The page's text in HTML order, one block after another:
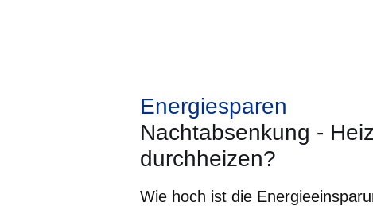
Energiesparen
Nachtabsenkung -
durchheizen?
Wie hoch ist die